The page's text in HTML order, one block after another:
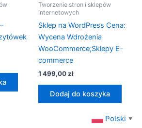
Tworzenie stron i sklepów
internetowych
Sklep na WordPress Cena:
Wycena Wdrożenia
WooCommerce;Sklepy E-
commerce
1 499,00zł
Dodaj do koszyka
Polski ▼